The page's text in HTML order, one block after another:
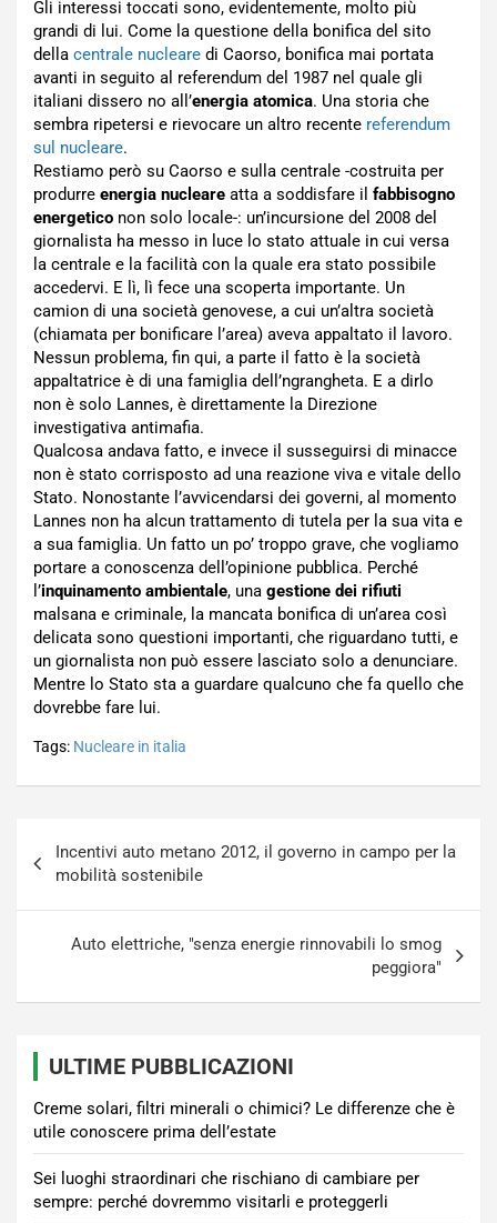
Gli interessi toccati sono, evidentemente, molto più
grandi di lui. Come la questione della bonifica del sito
della centrale nucleare di Caorso, bonifica mai portata
avanti in seguito al referendum del 1987 nel quale gli
italiani dissero no all’energia atomica. Una storia che
sembra ripetersi e rievocare un altro recente referendum
sul nucleare.
Restiamo però su Caorso e sulla centrale -costruita per
produrre energia nucleare atta a soddisfare il fabbisogno
energetico non solo locale-: un’incursione del 2008 del
giornalista ha messo in luce lo stato attuale in cui versa
la centrale e la facilità con la quale era stato possibile
accedervi. E lì, lì fece una scoperta importante. Un
camion di una società genovese, a cui un’altra società
(chiamata per bonificare l’area) aveva appaltato il lavoro.
Nessun problema, fin qui, a parte il fatto è la società
appaltatrice è di una famiglia dell’ngrangheta. E a dirlo
non è solo Lannes, è direttamente la Direzione
investigativa antimafia.
Qualcosa andava fatto, e invece il susseguirsi di minacce
non è stato corrisposto ad una reazione viva e vitale dello
Stato. Nonostante l’avvicendarsi dei governi, al momento
Lannes non ha alcun trattamento di tutela per la sua vita e
a sua famiglia. Un fatto un po’ troppo grave, che vogliamo
portare a conoscenza dell’opinione pubblica. Perché
l’inquinamento ambientale, una gestione dei rifiuti
malsana e criminale, la mancata bonifica di un’area così
delicata sono questioni importanti, che riguardano tutti, e
un giornalista non può essere lasciato solo a denunciare.
Mentre lo Stato sta a guardare qualcuno che fa quello che
dovrebbe fare lui.
Tags: Nucleare in italia
articoli
Incentivi auto metano 2012, il governo in campo per la
mobilità sostenibile
Auto elettriche, "senza energie rinnovabili lo smog
peggiora"
ULTIME PUBBLICAZIONI
Creme solari, filtri minerali o chimici? Le differenze che è
utile conoscere prima dell’estate
Sei luoghi straordinari che rischiano di cambiare per
sempre: perché dovremmo visitarli e proteggerli